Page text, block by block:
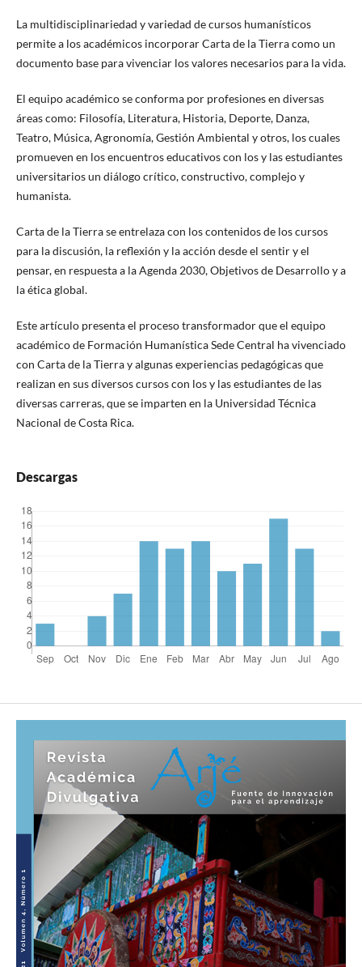
La multidisciplinariedad y variedad de cursos humanísticos
permite a los académicos incorporar Carta de la Tierra como un
documento base para vivenciar los valores necesarios para la vida.
El equipo académico se conforma por profesiones en diversas
áreas como: Filosofía, Literatura, Historia, Deporte, Danza,
Teatro, Música, Agronomía, Gestión Ambiental y otros, los cuales
promueven en los encuentros educativos con los y las estudiantes
universitarios un diálogo crítico, constructivo, complejo y
humanista.
Carta de la Tierra se entrelaza con los contenidos de los cursos
para la discusión, la reflexión y la acción desde el sentir y el
pensar, en respuesta a la Agenda 2030, Objetivos de Desarrollo y a
la ética global.
Este artículo presenta el proceso transformador que el equipo
académico de Formación Humanística Sede Central ha vivenciado
con Carta de la Tierra y algunas experiencias pedagógicas que
realizan en sus diversos cursos con los y las estudiantes de las
diversas carreras, que se imparten en la Universidad Técnica
Nacional de Costa Rica.
Descargas